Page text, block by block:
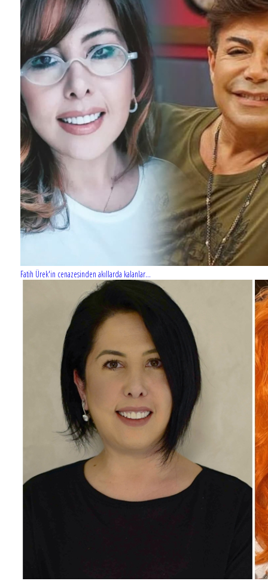
Fatih Ürek'in cenazesinden akıllarda kalanlar...